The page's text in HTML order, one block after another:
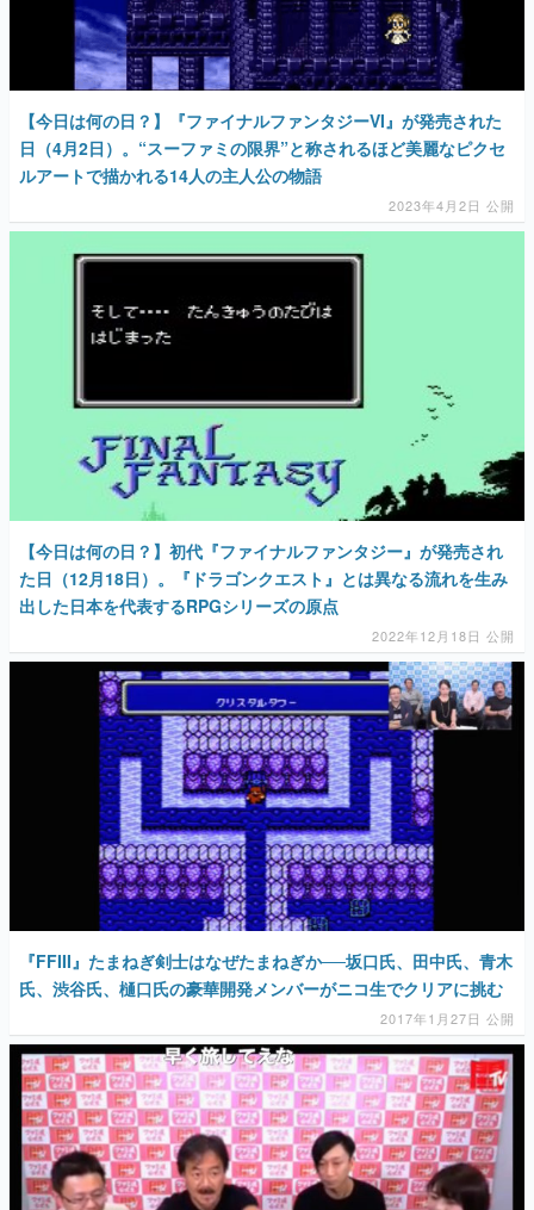
【今日は何の日？】『ファイナルファンタジーVI』が発売された
日（4月2日）。“スーファミの限界”と称されるほど美麗なピクセ
ルアートで描かれる14人の主人公の物語
2023年4月2日 公開
【今日は何の日？】初代『ファイナルファンタジー』が発売され
た日（12月18日）。『ドラゴンクエスト』とは異なる流れを生み
出した日本を代表するRPGシリーズの原点
2022年12月18日 公開
『FFIII』たまねぎ剣士はなぜたまねぎか──坂口氏、田中氏、青木
氏、渋谷氏、樋口氏の豪華開発メンバーがニコ生でクリアに挑む
2017年1月27日 公開